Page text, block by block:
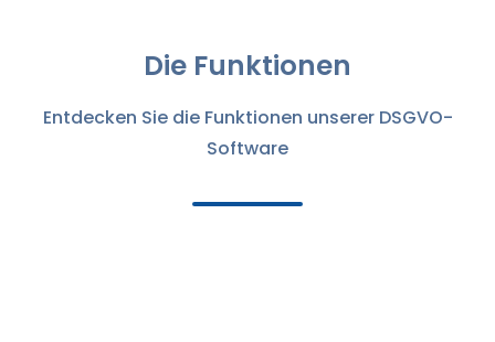
Die Funktionen
Entdecken Sie die Funktionen unserer DSGVO-
Software